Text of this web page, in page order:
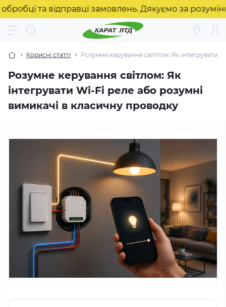
та відправці замовлень. Дякуємо за розуміння! ❤️
Корисні статті Розумне керування світлом: Як інтегрувати
Розумне керування світлом: Як
інтегрувати Wi-Fi реле або розумні
вимикачі в класичну проводку